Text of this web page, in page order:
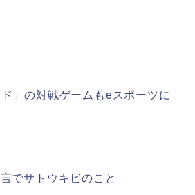
」の対戦ゲームもeスポーツに
でサトウキビのこと